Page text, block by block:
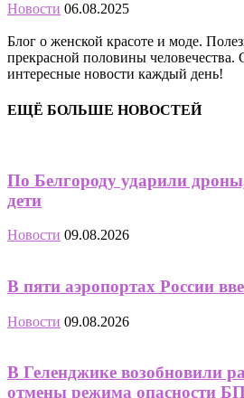
Новости 06.08.2025
Блог о женской красоте и моде.
прекрасной половины человечества.
интересные новости каждый день!
ЕЩЁ БОЛЬШЕ НОВОСТЕЙ
По Белгороду ударили
дети
Новости 09.08.2026
В пяти аэропортах России
Новости 09.08.2026
В Геленджике возобновили
отмены режима опасности